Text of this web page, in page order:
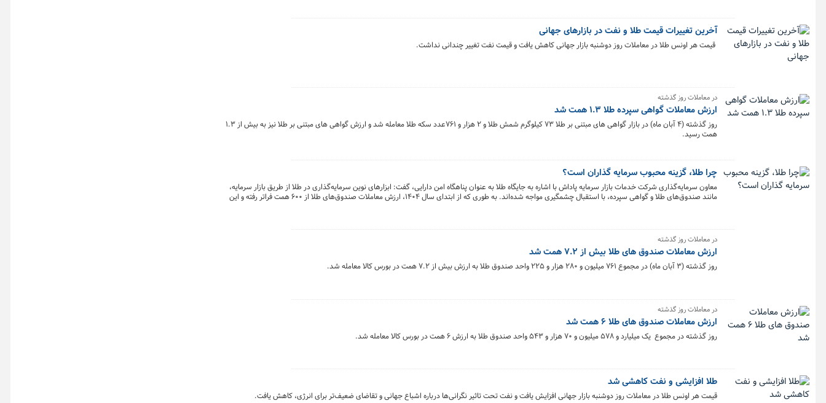
آخرین تغییرات قیمت طلا و نفت در بازارهای جهانی
قیمت هر اونس طلا در معاملات روز دوشنبه بازار جهانی کاهش یافت و قیمت نفت تغییر چندانی نداشت.
در معاملات روز گذشته
ارزش معاملات گواهی سپرده طلا ۱.۳ همت شد
روز گذشته (۴ آبان ماه) در بازار گواهی های مبتنی بر طلا ۷۳ کیلوگرم شمش طلا و ۲ هزار و ۷۶۱عدد سکه طلا معامله شد و ارزش گواهی های مبتنی بر طلا نیز به بیش از ۱.۳
همت رسید.
چرا طلا، گزینه محبوب سرمایه گذاران است؟
معاون سرمایه‌گذاری شرکت خدمات بازار سرمایه پاداش با اشاره به جایگاه طلا به عنوان پناهگاه امن دارایی، گفت: ابزارهای نوین سرمایه‌گذاری در طلا از طریق بازار سرمایه،
مانند صندوق‌های طلا و گواهی سپرده، با استقبال چشمگیری مواجه شده‌اند. به طوری که از ابتدای سال ۱۴۰۴، ارزش معاملات صندوق‌های طلا از ۶۰۰ همت فراتر رفته و این
در معاملات روز گذشته
ارزش معاملات صندوق های طلا بیش از ۷.۲ همت شد
روز گذشته (۳ آبان ماه) در مجموع ۷۶۱ میلیون و ۲۸۰ هزار و ۲۲۵ واحد صندوق طلا به ارزش بیش از ۷.۲ همت در بورس کالا معامله شد.
در معاملات روز گذشته
ارزش معاملات صندوق های طلا ۶ همت شد
روز گذشته در مجموع یک میلیارد و ۵۷۸ میلیون و ۷۰ هزار و ۵۴۳ واحد صندوق طلا به ارزش ۶ همت در بورس کالا معامله شد.
طلا افزایشی و نفت کاهشی شد
قیمت هر اونس طلا در معاملات روز دوشنبه بازار جهانی افزایش یافت و نفت تحت تاثیر نگرانی‌ها درباره اشباع جهانی و تقاضای ضعیف‌تر برای انرژی، کاهش یافت.